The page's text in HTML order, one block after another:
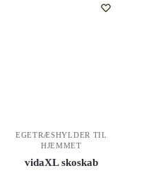
EGETRÆSHYLDER TIL
HJEMMET
vidaXL skoskab